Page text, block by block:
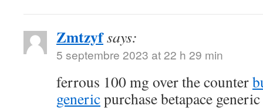
Zmtzyfsays:
5 septembre 2023 at 22 h 29 min
ferrous 100 mg over the counter
genericpurchase betapace generic